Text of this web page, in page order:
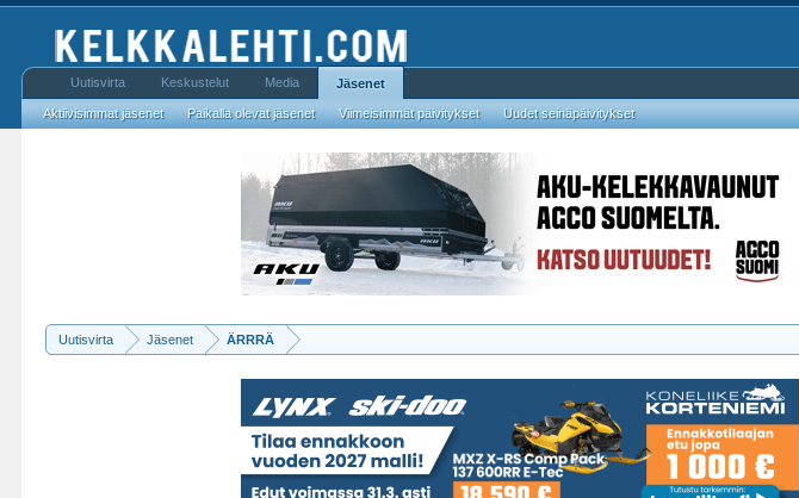
Uutisvirta Jäsenet ÄRRRÄ
Uutisvirta Keskustelut Media Jäsenet
Aktiivisimmat jäsenet Paikalla olevat jäsenet Viimeisimmät päivitykset Uudet seinäpäivitykset